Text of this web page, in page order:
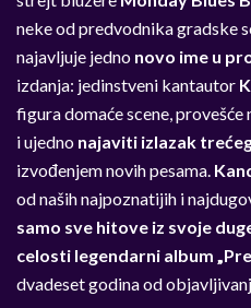
neke od predvodnika gradske
najavljuje jedno novo ime u
izdanja: jedinstveni kantautor
figura domaće scene,
i ujedno najaviti izlazak
izvođenjem novih pesama.
od naših najpoznatijih i
samo sve hitove iz svoje
celosti legendarni album
dvadeset godina od